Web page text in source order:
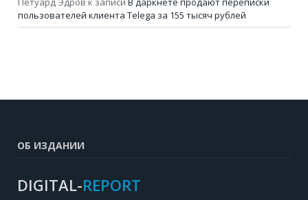
пользователей клиента Telega за 155 тысяч рублей
ОБ ИЗДАНИИ
DIGITAL-REPORT